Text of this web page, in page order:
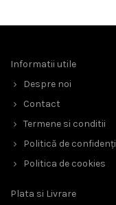
Informatii utile
Despre noi
Contact
Termene si conditii
Politică de
Politica de cookies
Plata si Livrare